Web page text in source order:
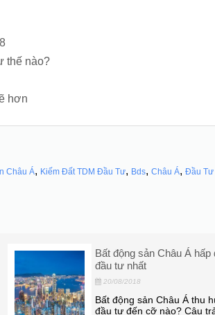
thế nào?
hơn
Châu Á, Kiếm Đất TDM Đầu Tư, Bds, Châu Á, Đầu Tư
nhà
nhà
Nhà ở thương
khi nào mở bán
Khi nào thì dự
mại dịch vụ Phú